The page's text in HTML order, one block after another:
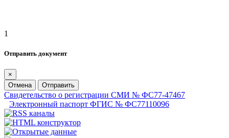
1
Отправить документ
×
Отмена
Отправить
Свидетельство о регистрации СМИ № ФС77-47467
Электронный паспорт ФГИС № ФС77110096